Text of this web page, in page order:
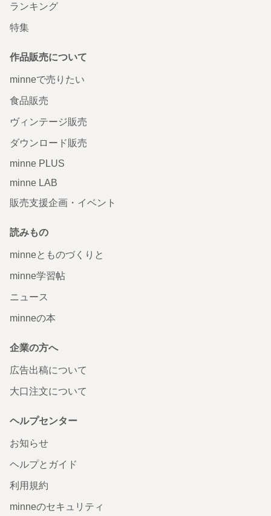
ランキング
特集
作品販売について
minneで売りたい
食品販売
ヴィンテージ販売
ダウンロード販売
minne PLUS
minne LAB
販売支援企画・イベント
読みもの
minneとものづくりと
minne学習帖
ニュース
minneの本
企業の方へ
広告出稿について
大口注文について
ヘルプセンター
お知らせ
ヘルプとガイド
利用規約
minneのセキュリティ